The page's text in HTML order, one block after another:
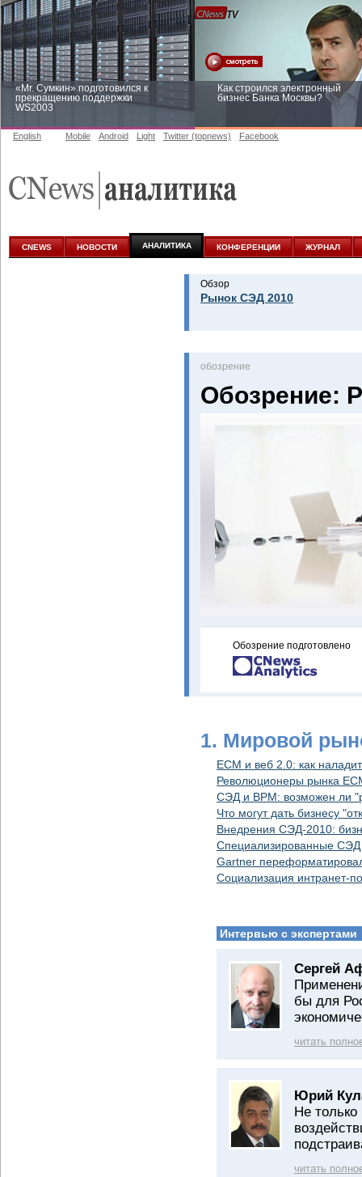
«Mr. Сумкин» подготовился к
прекращению поддержки
WS2003
Как строился электронный
бизнес Банка Москвы?
аналитике
English Mobile Android Light Twitter (topnews) Facebook
CNEWS НОВОСТИ АНАЛИТИКА КОНФЕРЕНЦИИ ЖУРНАЛ
Обзор
Рынок СЭД 2010
oбозрение
Обозрение:
Обозрение подготовлено
1. Мировой
ECM и веб 2.0: как
Революционеры рынка
СЭД и ВРM: возможен ли
Что могут дать бизнесу
Внедрения СЭД-2010:
Специализированные СЭД
Gartner
Социализация интранет-
Интервью с экспертами
Сергей
бы для
читать
Юрий
Не
читать